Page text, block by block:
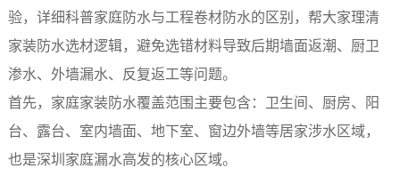
验，详细科普家庭防水与工程卷材防水的区别，帮大家理清
家装防水选材逻辑，避免选错材料导致后期墙面返潮、厨卫
渗水、外墙漏水、反复返工等问题。
首先，家庭家装防水覆盖范围主要包含：卫生间、厨房、阳
台、露台、室内墙面、地下室、窗边外墙等居家涉水区域，
也是深圳家庭漏水高发的核心区域。